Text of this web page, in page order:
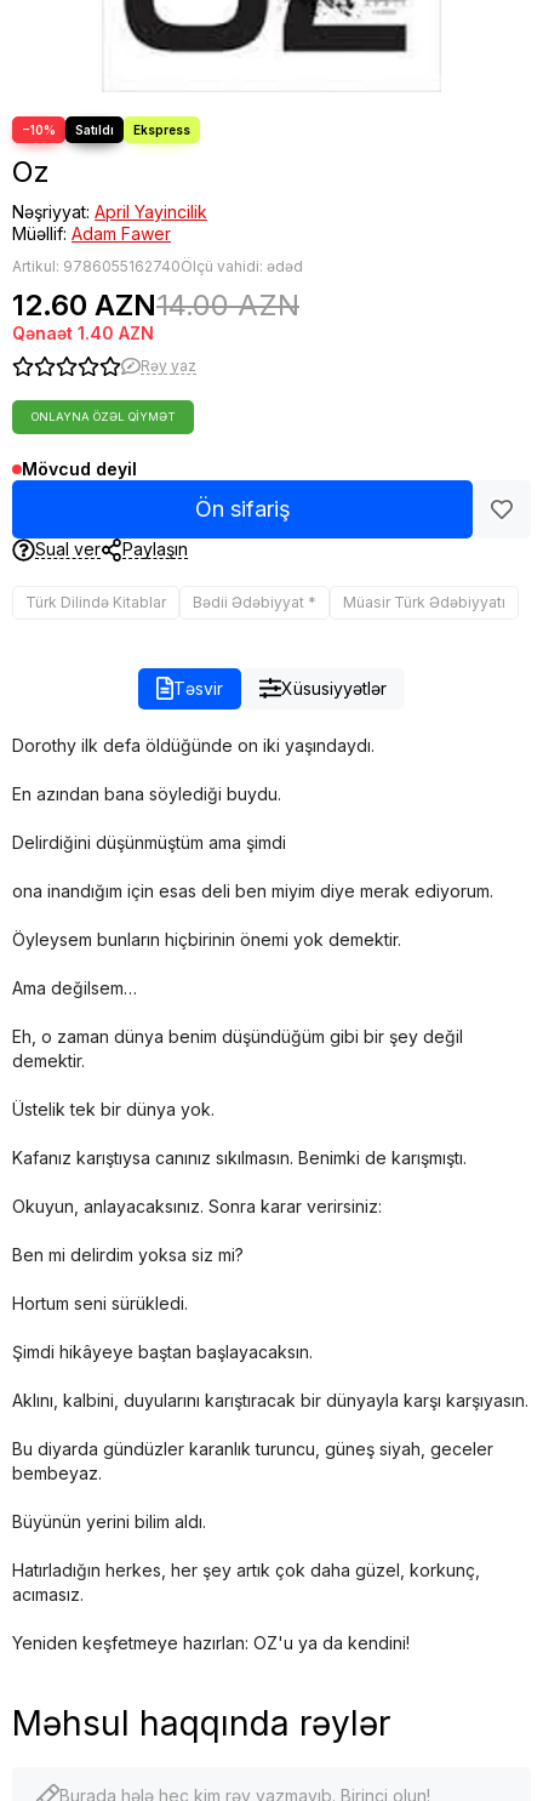
−10%
Oz
Nəşriyyat: April Yayincilik
Müəllif: Adam Fawer
Artikul: 9786055162740Ölçü vahidi: ədəd
12.60 AZN14.00 AZN
Qənaət 1.40 AZN
Rəy yaz
ONLAYNA ÖZƏL QIYMƏT
Mövcud deyil
Ön sifariş
Sual ver Paylaşın
Türk Dilində Kitablar Bədii Ədəbiyyat * Müasir Türk Ədəbiyyatı
Təsvir Xüsusiyyətlər
Dorothy ilk defa öldüğünde on iki yaşındaydı.
En azından bana söylediği buydu.
Delirdiğini düşünmüştüm ama şimdi
ona inandığım için esas deli ben miyim diye merak ediyorum.
Öyleysem bunların hiçbirinin önemi yok demektir.
Ama değilsem…
Eh, o zaman dünya benim düşündüğüm gibi bir şey değil
demektir.
Üstelik tek bir dünya yok.
Kafanız karıştıysa canınız sıkılmasın. Benimki de karışmıştı.
Okuyun, anlayacaksınız. Sonra karar verirsiniz:
Ben mi delirdim yoksa siz mi?
Hortum seni sürükledi.
Şimdi hikâyeye baştan başlayacaksın.
Aklını, kalbini, duyularını karıştıracak bir dünyayla karşı karşıyasın.
Bu diyarda gündüzler karanlık turuncu, güneş siyah, geceler
bembeyaz.
Büyünün yerini bilim aldı.
Hatırladığın herkes, her şey artık çok daha güzel, korkunç,
acımasız.
Yeniden keşfetmeye hazırlan: OZ'u ya da kendini!
Məhsul haqqında rəylər
Burada hələ heç kim rəy yazmayıb. Birinci olun!